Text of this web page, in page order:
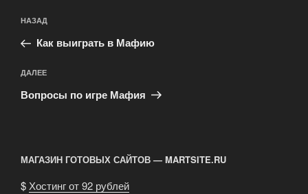
по
записям
Предыдущая
запись:
НАЗАД
Как выиграть в Мафию
Следующая
запись
ДАЛЕЕ
Вопросы по игре Мафия
МАГАЗИН ГОТОВЫХ САЙТОВ — MARTSITE.RU
$Хостинг от 92 рублей